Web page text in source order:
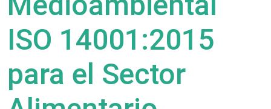
ISO 14001:2015
para el Sector